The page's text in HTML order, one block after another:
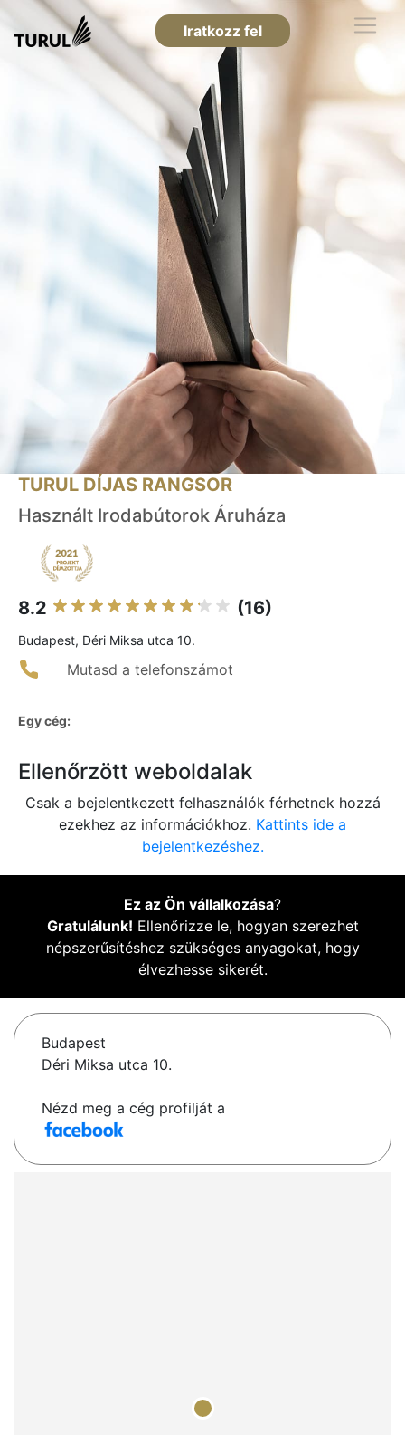
Iratkozz fel
TURUL DÍJAS RANGSOR
Használt Irodabútorok Áruháza
8.2 (16)
Budapest, Déri Miksa utca 10.
Mutasd a telefonszámot
Egy cég:
Ellenőrzött weboldalak
Csak a bejelentkezett felhasználók férhetnek hozzá
ezekhez az információkhoz. Kattints ide a
bejelentkezéshez.
Ez az Ön vállalkozása?
Gratulálunk! Ellenőrizze le, hogyan szerezhet
népszerűsítéshez szükséges anyagokat, hogy
élvezhesse sikerét.
Budapest
Déri Miksa utca 10.
Nézd meg a cég profilját a